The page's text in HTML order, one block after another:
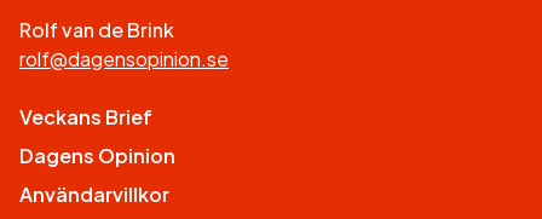
Rolf van de Brink
rolf@dagensopinion.se
Veckans Brief
Dagens Opinion
Användarvillkor